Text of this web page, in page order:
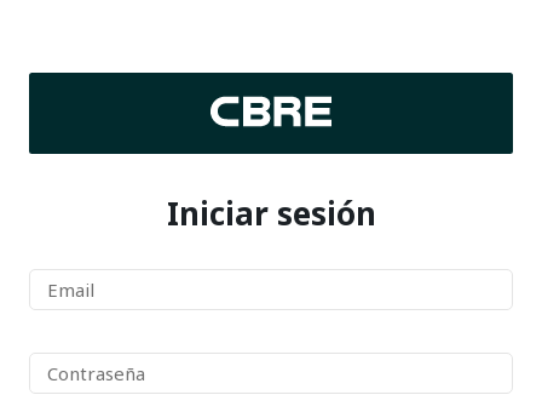
Iniciar sesión